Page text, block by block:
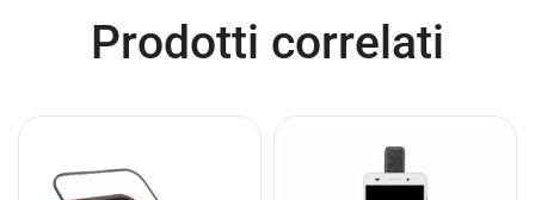
Prodotti correlati